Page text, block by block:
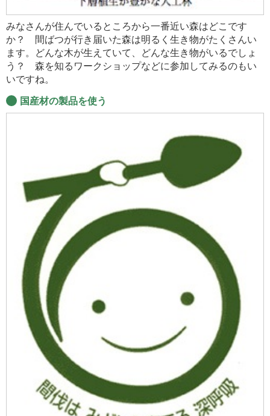
みなさんが住んでいるところから一番近い森はどこです
か？ 間ばつが行き届いた森は明るく生き物がたくさんい
ます。どんな木が生えていて、どんな生き物がいるでしょ
う？ 森を知るワークショップなどに参加してみるのもい
いですね。
国産材の製品を使う